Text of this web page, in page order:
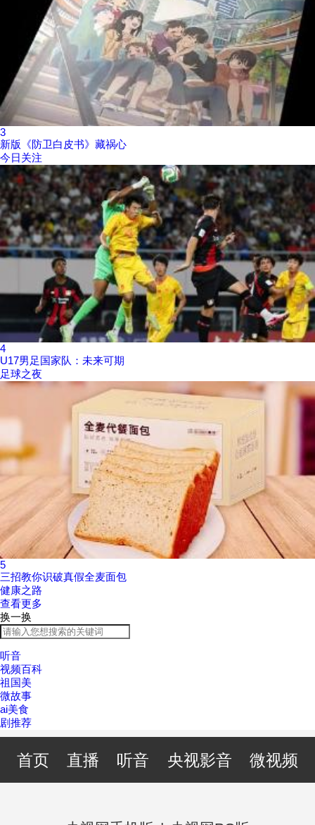
3
新版《防卫白皮书》藏祸心
今日关注
4
U17男足国家队：未来可期
足球之夜
5
三招教你识破真假全麦面包
健康之路
查看更多
换一换
听音
视频百科
祖国美
微故事
ai美食
剧推荐
首页 直播 听音 央视影音 微视频